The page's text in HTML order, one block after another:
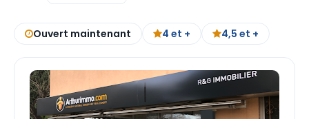
Ouvert maintenant 4 et + 4,5 et +